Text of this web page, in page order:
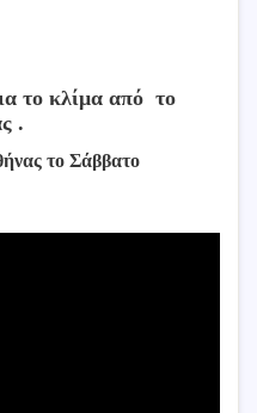
το κλίμα από το
.
το Σάββατο